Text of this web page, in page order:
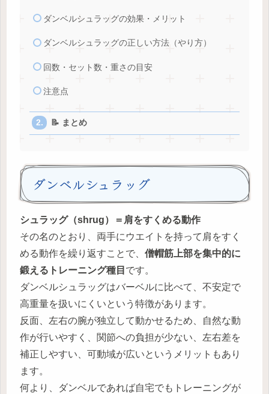
ダンベルシュラッグの効果・メリット
ダンベルシュラッグの正しい方法（やり方）
回数・セット数・重さの目安
注意点
📝 まとめ
ダンベルシュラッグ
シュラッグ（shrug）＝肩をすくめる動作
その名のとおり、両手にウエイトを持って肩をすく
める動作を繰り返すことで、 僧帽筋上部を集中的に
鍛えるトレーニング種目 です。
ダンベルシュラッグはバーベルに比べて、不安定で
高重量を扱いにくいという特徴があります。
反面、左右の腕が独立して動かせるため、自然な動
作が行いやすく、関節への負担が少ない、左右差を
補正しやすい、可動域が広いというメリットもあり
ます。
何より、ダンベルであれば自宅でもトレーニングが